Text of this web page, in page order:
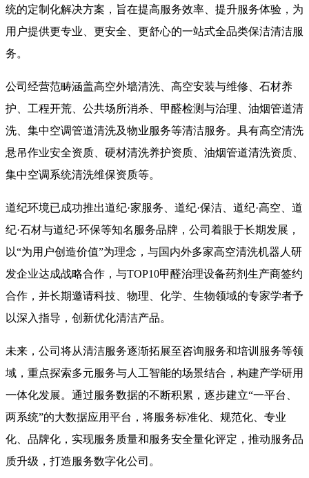
统的定制化解决方案，旨在提高服务效率、提升服务体验，为
用户提供更专业、更安全、更舒心的一站式全品类保洁清洁服
务。
公司经营范畴涵盖高空外墙清洗、高空安装与维修、石材养
护、工程开荒、公共场所消杀、甲醛检测与治理、油烟管道清
洗、集中空调管道清洗及物业服务等清洁服务。具有高空清洗
悬吊作业安全资质、硬材清洗养护资质、油烟管道清洗资质、
集中空调系统清洗维保资质等。
道纪环境已成功推出道纪·家服务、道纪·保洁、道纪·高空、道
纪·石材与道纪·环保等知名服务品牌，公司着眼于长期发展，
以“为用户创造价值”为理念，与国内外多家高空清洗机器人研
发企业达成战略合作，与TOP10甲醛治理设备药剂生产商签约
合作，并长期邀请科技、物理、化学、生物领域的专家学者予
以深入指导，创新优化清洁产品。
未来，公司将从清洁服务逐渐拓展至咨询服务和培训服务等领
域，重点探索多元服务与人工智能的场景结合，构建产学研用
一体化发展。通过服务数据的不断积累，逐步建立“一平台、
两系统”的大数据应用平台，将服务标准化、规范化、专业
化、品牌化，实现服务质量和服务安全量化评定，推动服务品
质升级，打造服务数字化公司。